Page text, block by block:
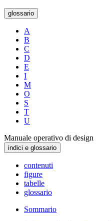
glossario
A
B
C
D
E
I
M
O
S
T
U
Manuale operativo di design
indici e glossario
contenuti
figure
tabelle
glossario
Sommario